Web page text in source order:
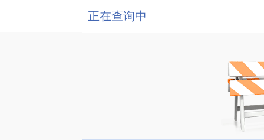
正在查询中